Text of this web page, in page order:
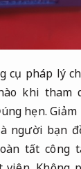
cụ pháp lý
khi tham
hẹn. Giảm
người bạn
tất công